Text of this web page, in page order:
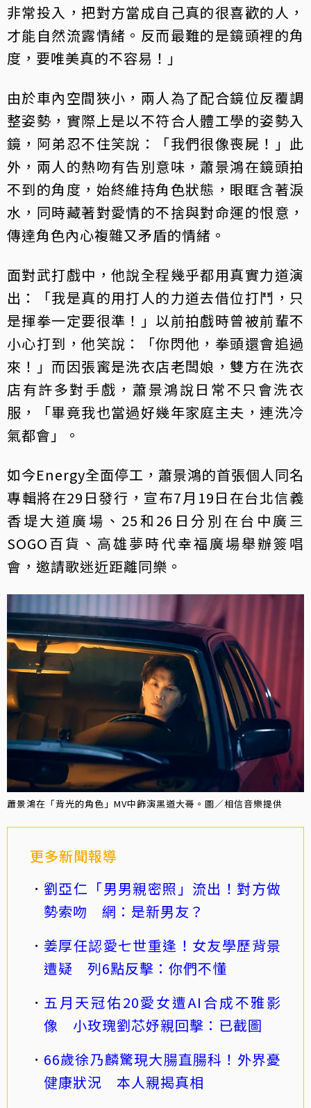
非常投入，把對方當成自己真的很喜歡的人，
才能自然流露情緒。反而最難的是鏡頭裡的角
度，要唯美真的不容易！」
由於車內空間狹小，兩人為了配合鏡位反覆調
整姿勢，實際上是以不符合人體工學的姿勢入
鏡，阿弟忍不住笑說：「我們很像喪屍！」此
外，兩人的熱吻有告別意味，蕭景鴻在鏡頭拍
不到的角度，始終維持角色狀態，眼眶含著淚
水，同時藏著對愛情的不捨與對命運的恨意，
傳達角色內心複雜又矛盾的情緒。
面對武打戲中，他說全程幾乎都用真實力道演
出：「我是真的用打人的力道去借位打鬥，只
是揮拳一定要很準！」以前拍戲時曾被前輩不
小心打到，他笑說：「你閃他，拳頭還會追過
來！」而因張寗是洗衣店老闆娘，雙方在洗衣
店有許多對手戲，蕭景鴻說日常不只會洗衣
服，「畢竟我也當過好幾年家庭主夫，連洗冷
氣都會」。
如今Energy全面停工，蕭景鴻的首張個人同名
專輯將在29日發行，宣布7月19日在台北信義
香堤大道廣場、25和26日分別在台中廣三
SOGO百貨、高雄夢時代幸福廣場舉辦簽唱
會，邀請歌迷近距離同樂。
蕭景鴻在「背光的角色」MV中飾演黑道大哥。圖／相信音樂提供
更多新聞報導
劉亞仁「男男親密照」流出！對方做
勢索吻 網：是新男友？
姜厚任認愛七世重逢！女友學歷背景
遭疑 列6點反擊：你們不懂
五月天冠佑20愛女遭AI合成不雅影
像 小玫瑰劉芯妤親回擊：已截圖
66歲徐乃麟驚現大腸直腸科！外界憂
健康狀況 本人親揭真相